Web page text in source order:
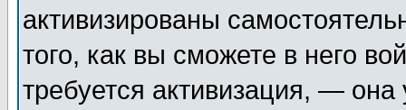
активизированы
того, как вы сможете в него
требуется активизация, —